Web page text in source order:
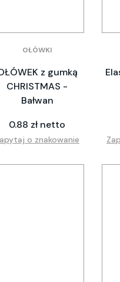
OŁÓWKI
z gumką
CHRISTMAS -
Bałwan
0.88 zł netto
o znakowanie